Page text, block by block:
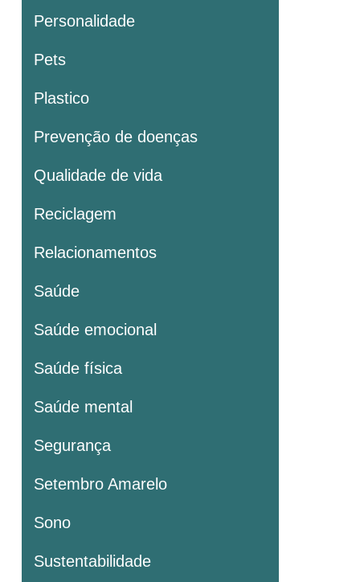
Personalidade
Pets
Plastico
Prevenção de doenças
Qualidade de vida
Reciclagem
Relacionamentos
Saúde
Saúde emocional
Saúde física
Saúde mental
Segurança
Setembro Amarelo
Sono
Sustentabilidade